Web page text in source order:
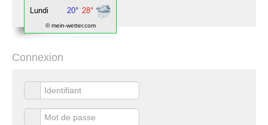
© mein-wetter.com
Connexion